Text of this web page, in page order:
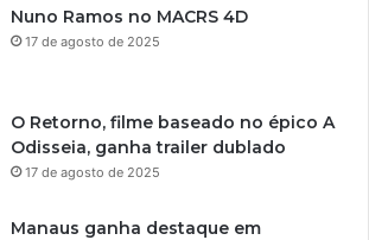
Nuno Ramos no MACRS 4D
17 de agosto de 2025
O Retorno, filme baseado no épico A
Odisseia, ganha trailer dublado
17 de agosto de 2025
Manaus ganha destaque em